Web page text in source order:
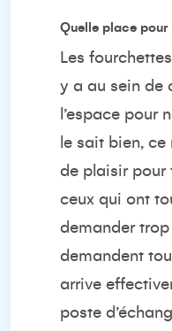
Quelle place
Les
y a au sein de
l’espace pour
le sait bien, ce
de plaisir pour
ceux qui ont
demander
demandent
arrive
poste